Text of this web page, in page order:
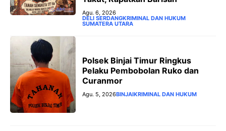
Agu. 6, 2026
DELI SERDANGKRIMINAL DAN HUKUM
SUMATERA UTARA
Polsek Binjai Timur Ringkus
Pelaku Pembobolan Ruko dan
Curanmor
Agu. 5, 2026BINJAIKRIMINAL DAN HUKUM